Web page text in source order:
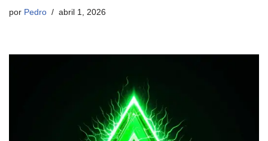
por Pedro abril 1, 2026